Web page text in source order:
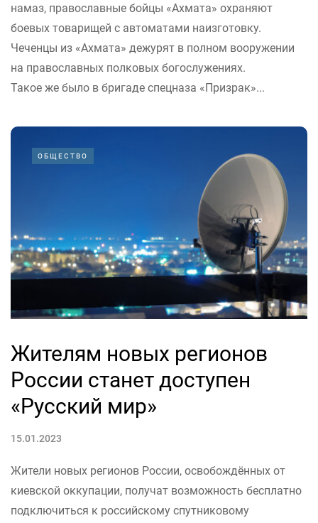
намаз, православные бойцы «Ахмата» охраняют
боевых товарищей с автоматами наизготовку.
Чеченцы из «Ахмата» дежурят в полном вооружении
на православных полковых богослужениях.
Такое же было в бригаде спецназа «Призрак»...
ОБЩЕСТВО
Жителям новых регионов
России станет доступен
«Русский мир»
15.01.2023
Жители новых регионов России, освобождённых от
киевской оккупации, получат возможность бесплатно
подключиться к российскому спутниковому